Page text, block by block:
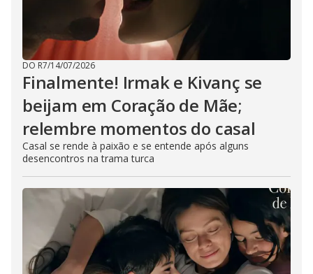
DO R7/14/07/2026
Finalmente! Irmak e Kivanç se
beijam em Coração de Mãe;
relembre momentos do casal
Casal se rende à paixão e se entende após alguns
desencontros na trama turca